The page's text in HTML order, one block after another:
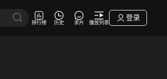
排行榜 历史 求片 播放列表
登录